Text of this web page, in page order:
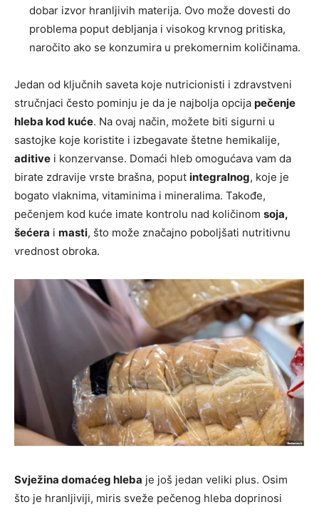
dobar izvor hranljivih materija. Ovo može dovesti do
problema poput debljanja i visokog krvnog pritiska,
naročito ako se konzumira u prekomernim količinama.
Jedan od ključnih saveta koje nutricionisti i zdravstveni
stručnjaci često pominju je da je najbolja opcija pečenje
hleba kod kuće. Na ovaj način, možete biti sigurni u
sastojke koje koristite i izbegavate štetne hemikalije,
aditive i konzervanse. Domaći hleb omogućava vam da
birate zdravije vrste brašna, poput integralnog, koje je
bogato vlaknima, vitaminima i mineralima. Takođe,
pečenjem kod kuće imate kontrolu nad količinom soja,
šećera i masti, što može značajno poboljšati nutritivnu
vrednost obroka.
Svježina domaćeg hleba je još jedan veliki plus. Osim
što je hranljiviji, miris sveže pečenog hleba doprinosi